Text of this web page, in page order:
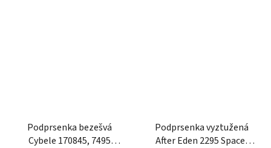
Podprsenka bezešvá
Cybele 170845, 7495
Podprsenka vyztužená
After Eden 2295 Spacer